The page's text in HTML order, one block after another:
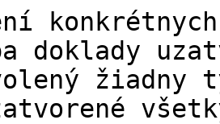
doklady
žiadny